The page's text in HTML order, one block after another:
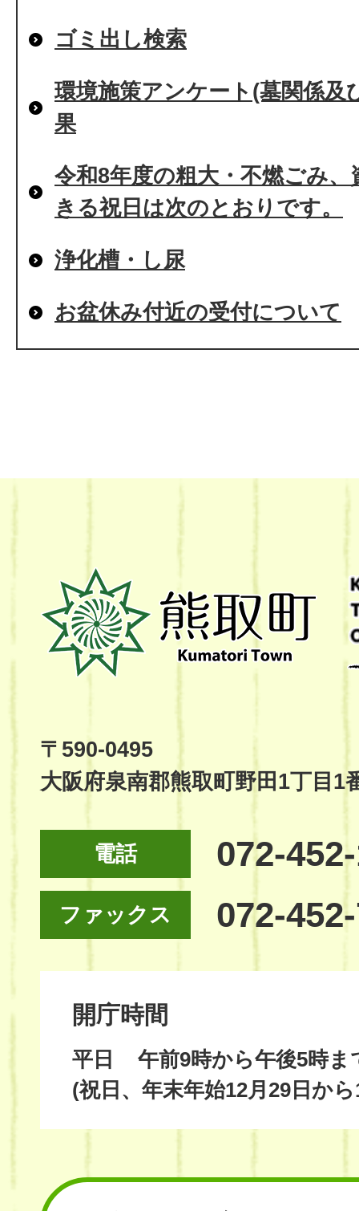
ゴミ出し検索
環境施策アンケート(墓関係及
果
令和8年度の粗大・不燃ごみ
きる祝日は次のとおりです。
浄化槽・し尿
お盆休み付近の受付について
熊
取
町
Kumatori
Site
〒590-0495
大阪府泉南郡熊取町野田1丁目1
電話 072-
ファックス 072-
開庁時間
平日
午前9時から午後5時ま
(祝日、年末年始12月29日か